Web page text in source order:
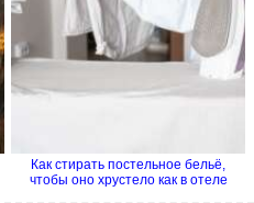
Как стирать постельное бельё,
чтобы оно хрустело как в отеле